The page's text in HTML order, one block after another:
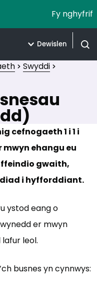
Fy nghyfrif
Dewislen
Swyddi
cefnogaeth 1 i 1 i
ehangu eu
gwaith,
i hyfforddiant.
ystod eang o
er mwyn
leol.
busnes yn cynnwys: